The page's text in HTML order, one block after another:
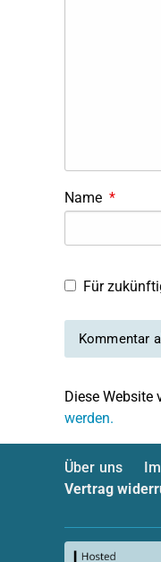
Name *
Für
Diese Website
werden.
Über uns
Vertrag